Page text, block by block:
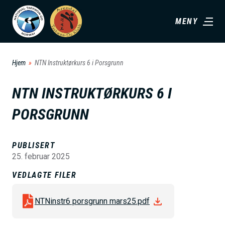
MENY
Hjem NTN Instruktørkurs 6 i Porsgrunn
NTN INSTRUKTØRKURS 6 I
PORSGRUNN
PUBLISERT
25. februar 2025
VEDLAGTE FILER
NTNinstr6 porsgrunn mars25.pdf